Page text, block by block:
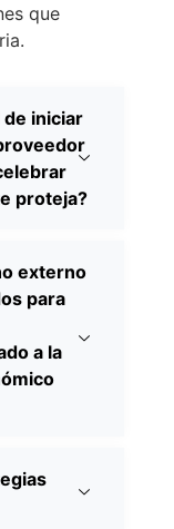
que
de iniciar
proteja?​
externo
para
a la